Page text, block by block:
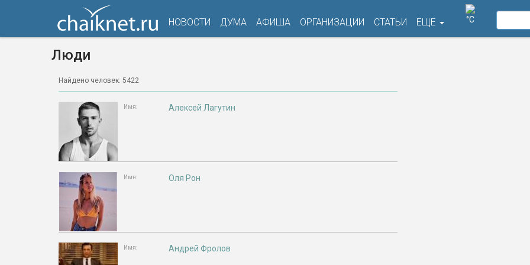
НОВОСТИ ДУМА АФИША ОРГАНИЗАЦИИ СТАТЬИ ЕЩЕ °C
Люди
Найдено человек: 5422
Имя: Алексей Лагутин
Имя: Оля Рон
Имя: Андрей Фролов